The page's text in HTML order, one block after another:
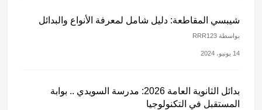
شيبسي المقاطعة: دليل شامل لمعرفة الأنواع والبدائل
بواسطة RRR123
14 يونيو، 2024
بدائل الثانوية العامة 2026: مدرسة السويدي .. بوابة
المستقبل في التكنولوجيا